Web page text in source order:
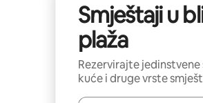
Smještaji u
plaža
Rezervirajte
kuće i druge vrste